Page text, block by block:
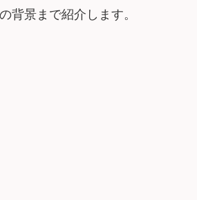
背景まで紹介します。